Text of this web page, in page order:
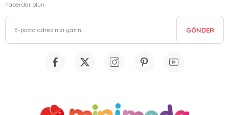
haberdar olun.
GÖNDER